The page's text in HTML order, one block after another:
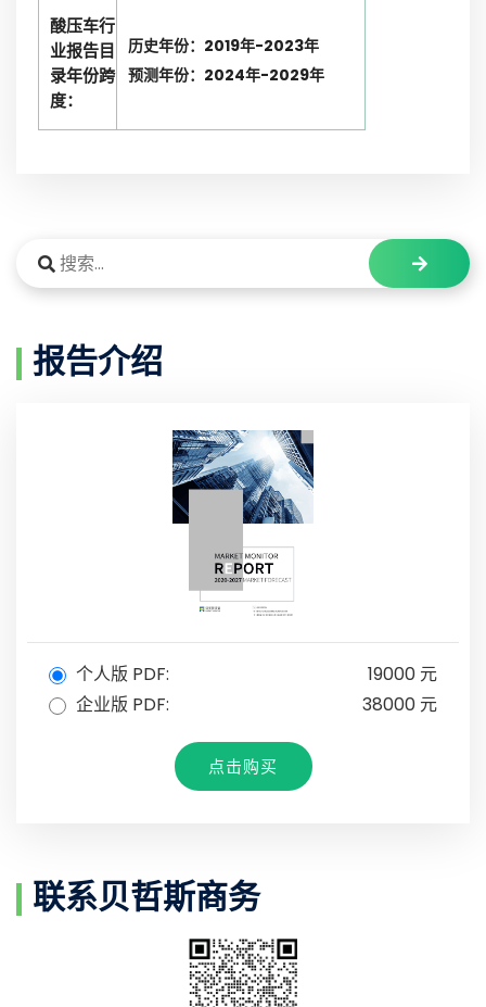
酸压车行
业报告目
录年份跨
度：
历史年份：2019年-2023年
预测年份：2024年-2029年
报告介绍
个人版 PDF:
19000 元
企业版 PDF:
38000 元
点击购买
联系贝哲斯商务